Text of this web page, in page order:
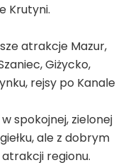
Krutyni.
atrakcje Mazur,
Giżycko,
rejsy po Kanale
spokojnej, zielonej
ale z dobrym
regionu.